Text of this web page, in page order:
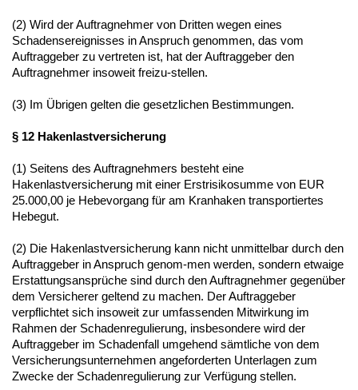
(2) Wird der Auftragnehmer von Dritten wegen eines
Schadensereignisses in Anspruch genommen, das vom
Auftraggeber zu vertreten ist, hat der Auftraggeber den
Auftragnehmer insoweit freizu-stellen.
(3) Im Übrigen gelten die gesetzlichen Bestimmungen.
§ 12 Hakenlastversicherung
(1) Seitens des Auftragnehmers besteht eine
Hakenlastversicherung mit einer Erstrisikosumme von EUR
25.000,00 je Hebevorgang für am Kranhaken transportiertes
Hebegut.
(2) Die Hakenlastversicherung kann nicht unmittelbar durch den
Auftraggeber in Anspruch genom-men werden, sondern etwaige
Erstattungsansprüche sind durch den Auftragnehmer gegenüber
dem Versicherer geltend zu machen. Der Auftraggeber
verpflichtet sich insoweit zur umfassenden Mitwirkung im
Rahmen der Schadenregulierung, insbesondere wird der
Auftraggeber im Schadenfall umgehend sämtliche von dem
Versicherungsunternehmen angeforderten Unterlagen zum
Zwecke der Schadenregulierung zur Verfügung stellen.